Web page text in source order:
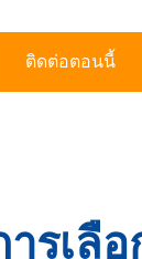
ติดต่อตอนนี้
รเลื